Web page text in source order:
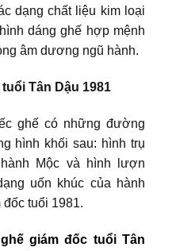
dạng chất liệu kim loại
dáng ghế hợp mệnh
âm dương ngũ hành.
Tân Dậu 1981
ghế có những đường
hình khối sau: hình trụ
Mộc và hình lượn
uốn khúc của hành
tuổi 1981.
giám đốc tuổi Tân